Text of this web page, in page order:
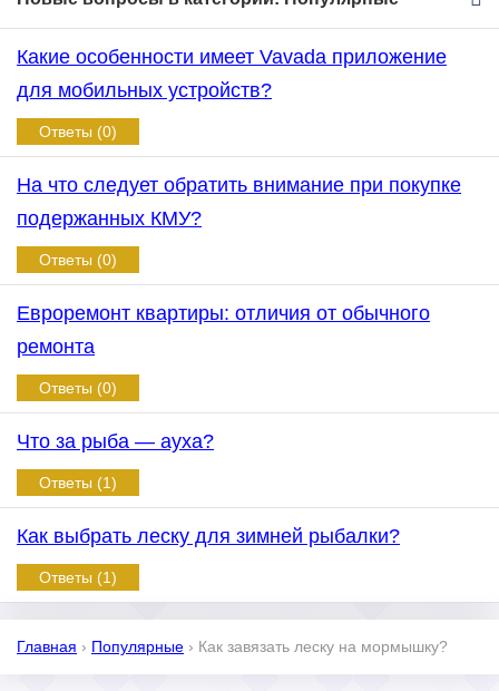
Какие особенности имеет Vavada приложение
для мобильных устройств?
Ответы (0)
На что следует обратить внимание при покупке
подержанных КМУ?
Ответы (0)
Евроремонт квартиры: отличия от обычного
ремонта
Ответы (0)
Что за рыба — ауха?
Ответы (1)
Как выбрать леску для зимней рыбалки?
Ответы (1)
Главная › Популярные › Как завязать леску на мормышку?